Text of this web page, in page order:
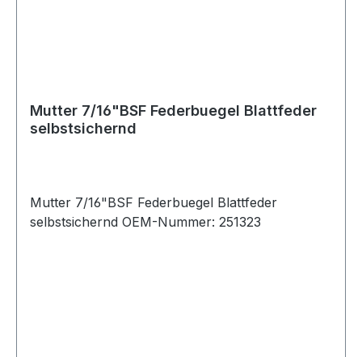
Mutter 7/16"BSF Federbuegel Blattfeder
selbstsichernd
Mutter 7/16"BSF Federbuegel Blattfeder
selbstsichernd OEM-Nummer: 251323